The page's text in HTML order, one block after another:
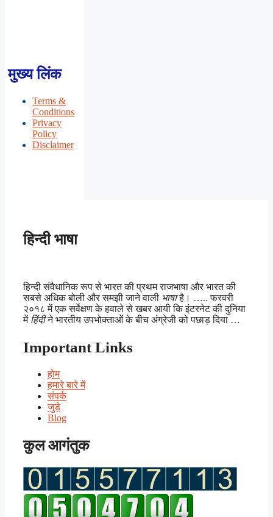
मुख्य लिंक
Terms &
Conditions
Privacy
Policy
Disclaimer
हिन्दी भाषा
हिन्दी संवैधानिक रूप से भारत की प्रथम राजभाषा और भारत की
सबसे अधिक बोली और समझी जाने वाली भाषाहै। ….. फरवरी
२०१८ में एक सर्वेक्षण के हवाले से खबर आयी कि इंटरनेट की दुनिया
में हिंदीने भारतीय उपभोक्ताओं के बीच अंग्रेजी को पछाड़ दिया …
Important Links
होम
हमारे बारे में
संपर्क
जुड़े
Blog
कुल आगंतुक